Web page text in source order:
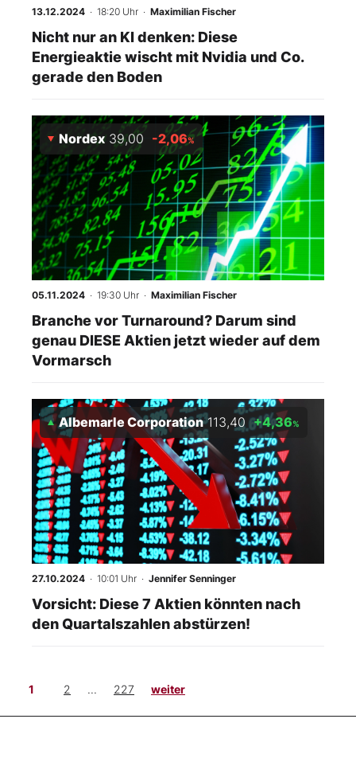
13.12.2024 · 18:20 Uhr · Maximilian Fischer
Nicht nur an KI denken: Diese
Energieaktie wischt mit Nvidia und Co.
gerade den Boden
Nordex 39,00 -2,06%
05.11.2024 · 19:30 Uhr · Maximilian Fischer
Branche vor Turnaround? Darum sind
genau DIESE Aktien jetzt wieder auf dem
Vormarsch
Albemarle Corporation 113,40 +4,36%
27.10.2024 · 10:01 Uhr · Jennifer Senninger
Vorsicht: Diese 7 Aktien könnten nach
den Quartalszahlen abstürzen!
1 2 ... 227 weiter